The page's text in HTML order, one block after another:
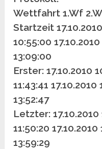
Wettfahrt 1.Wf
Startzeit
10:55:00
13:09:00
Erster: 17.10.2010
11:43:41 17.10.2010
13:52:47
Letzter: 17.10.2010
11:50:20
13:59:29